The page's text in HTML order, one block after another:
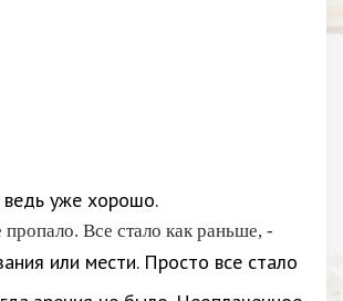
ведь уже хорошо.
Все стало как раньше, -
или мести. Просто все стало